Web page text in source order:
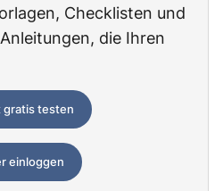
Checklisten und
die Ihren
gratis testen
einloggen